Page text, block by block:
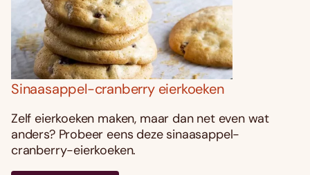
Sinaasappel-cranberry eierkoeken
Zelf eierkoeken maken, maar dan net even wat
anders? Probeer eens deze sinaasappel-
cranberry-eierkoeken.